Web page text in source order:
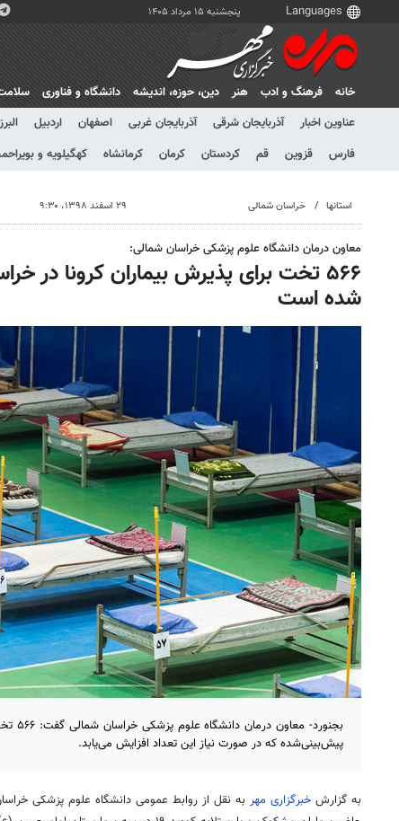
پنجشنبه ۱۵ مرداد ۱۴۰۵
خانه فرهنگ و ادب هنر دين، حوزه، انديشه دانشگاه و فناوری
عناوین اخبار
آذربایجان شرقی آذربایجان غربی اصفهان اردبیل البرز
فارس
قزوین قم کردستان کرمان کرمانشاه کهگیلویه و
استانها خراسان شمالی ۲۹ اسفند ۱۳۹۸، ۹:۳۰
معاون درمان دانشگاه علوم پزشکی خراسان شمالی:
۵۶۶ تخت برای پذیرش بیماران کرونا در
شده است
پیش‌بینی‌شده که در صورت نیاز این تعداد افزایش می‌یابد.
به گزارش خبرگزاری مهر به نقل از روابط عمومی دانشگاه علوم پزشکی